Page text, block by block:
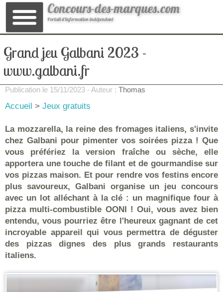
Concours-des-marques.com
Portail d'information indépendant
Grand jeu Galbani 2023 -
www.galbani.fr
Publication le 15/11/2023 - Auteur : Thomas
Accueil > Jeux gratuits
La mozzarella, la reine des fromages italiens, s'invite
chez Galbani pour pimenter vos soirées pizza ! Que
vous préfériez la version fraîche ou sèche, elle
apportera une touche de filant et de gourmandise sur
vos pizzas maison. Et pour rendre vos festins encore
plus savoureux, Galbani organise un jeu concours
avec un lot alléchant à la clé : un magnifique four à
pizza multi-combustible OONI ! Oui, vous avez bien
entendu, vous pourriez être l'heureux gagnant de cet
incroyable appareil qui vous permettra de déguster
des pizzas dignes des plus grands restaurants
italiens.